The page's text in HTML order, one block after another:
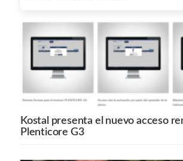
Kostal presenta el nuevo acceso
Plenticore G3